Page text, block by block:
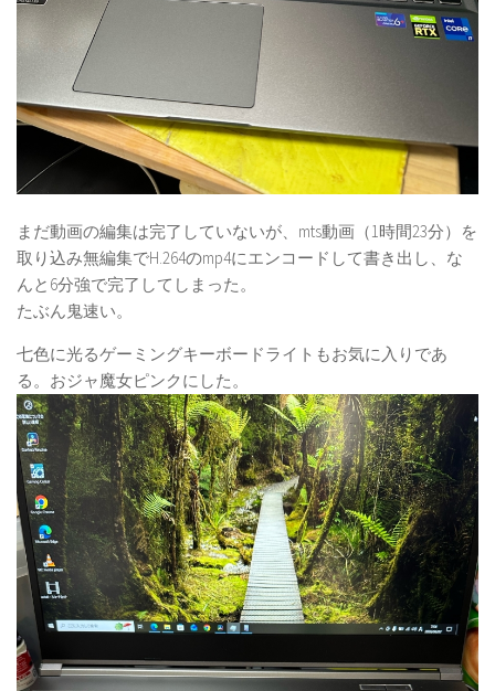
まだ動画の編集は完了していないが、mts動画（1時間23分）を
取り込み無編集でH.264のmp4にエンコードして書き出し、な
んと6分強で完了してしまった。
たぶん鬼速い。
七色に光るゲーミングキーボードライトもお気に入りであ
る。おジャ魔女ピンクにした。